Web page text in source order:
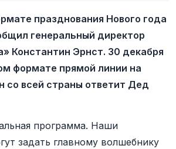
празднования Нового года
генеральный директор
Константин Эрнст. 30 декабря
формате прямой линии на
со всей страны ответит Дед
программа. Наши
задать главному волшебнику